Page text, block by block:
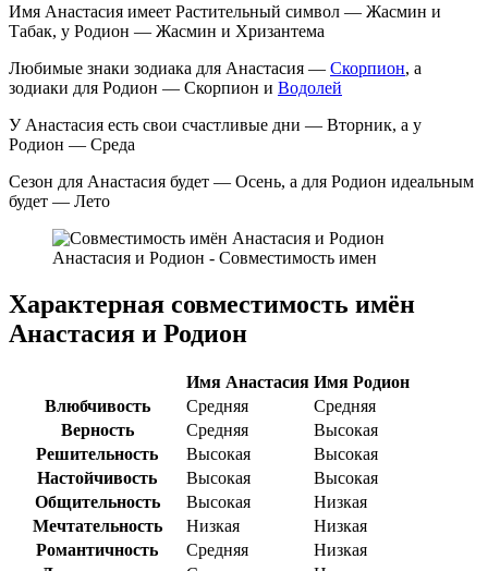
Имя Анастасия имеет Растительный символ — Жасмин и
Табак, у Родион — Жасмин и Хризантема
Любимые знаки зодиака для Анастасия — Скорпион, а
зодиаки для Родион — Скорпион и Водолей
У Анастасия есть свои счастливые дни — Вторник, а у
Родион — Среда
Сезон для Анастасия будет — Осень, а для Родион идеальным
будет — Лето
Анастасия и Родион - Совместимость имен
Характерная совместимость имён
Анастасия и Родион
Имя Анастасия Имя Родион
Влюбчивость
Средняя
Средняя
Верность
Средняя
Высокая
Решительность
Высокая
Высокая
Настойчивость
Высокая
Высокая
Общительность
Высокая
Низкая
Мечтательность
Низкая
Низкая
Романтичность
Средняя
Низкая